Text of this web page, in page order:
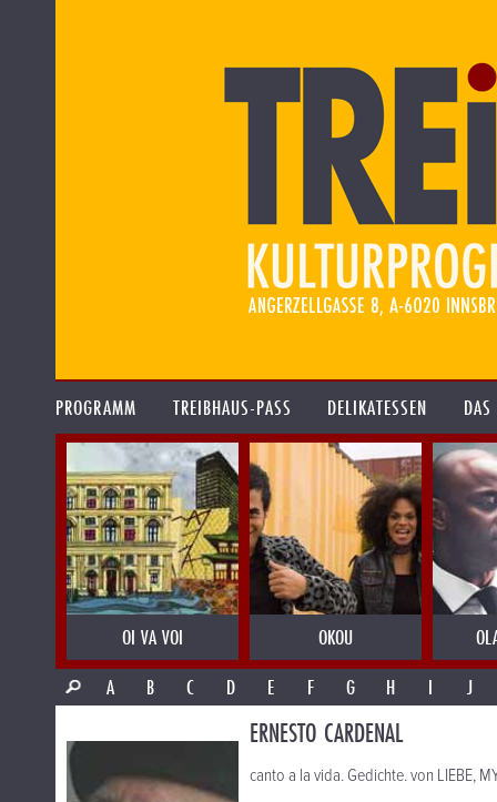
PROGRAMM TREIBHAUS-PASS DELIKATESSEN
OI VA VOI OKOU
A
B C D E F G H I J
ERNESTO CARDENAL
canto a la vida. Gedichte. von LIEBE,